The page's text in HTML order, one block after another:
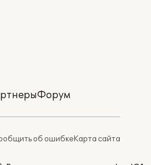
Форум
об ошибкеКарта сайта